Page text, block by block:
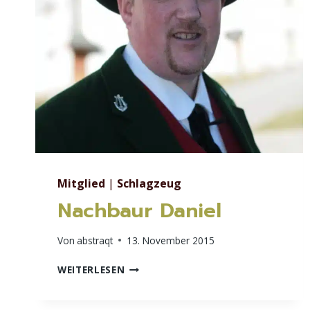
Mitglied | Schlagzeug
Nachbaur Daniel
Von abstraqt 13. November 2015
WEITERLESEN NACHBAUR